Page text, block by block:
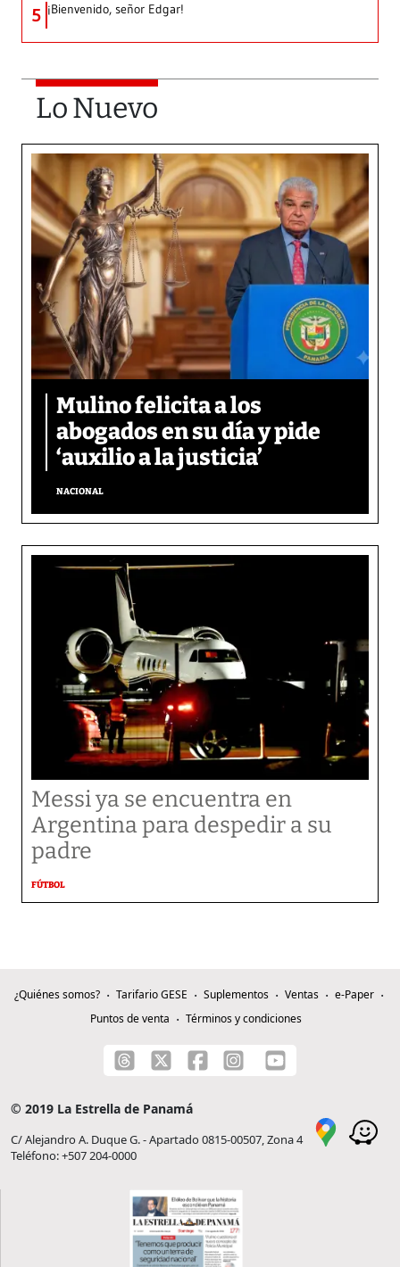
5 ¡Bienvenido, señor Edgar!
Lo Nuevo
Mulino felicita a los
abogados en su día y pide
‘auxilio a la justicia’
NACIONAL
Messi ya se encuentra en
Argentina para despedir a su
padre
FÚTBOL
¿Quiénes somos? Tarifario GESE Suplementos Ventas
e-Paper
Puntos de venta
Términos y condiciones
© 2019 La Estrella de Panamá
C/ Alejandro A. Duque G. - Apartado 0815-00507, Zona 4
Teléfono: +507 204-0000